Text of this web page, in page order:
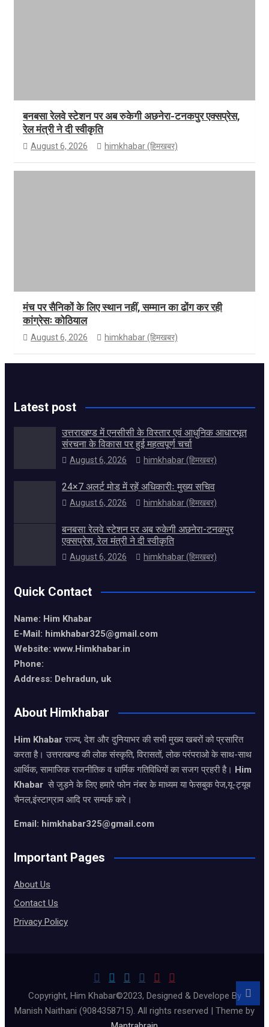
बनबसा रेलवे स्टेशन पर अब रुकेगी अछनेरा-टनकपुर एक्सप्रेस,
रेल मंत्री ने दी स्वीकृति
August 6, 2026 himkhabar (हिमखबर)
मंच पर सैनिकों के लिए स्थान नहीं, सम्मान का ढोंग कर रही
कांग्रेसः कोठियाल
August 6, 2026 himkhabar (हिमखबर)
Latest post
उत्तराखण्ड में एनसीसी के विस्तार एवं आधुनिक आधारभूत
संरचना के विकास पर हुई महत्वपूर्ण चर्चा
August 6, 2026 himkhabar (हिमखबर)
24×7 अलर्ट मोड में रहें अधिकारीः मुख्य सचिव
August 6, 2026 himkhabar (हिमखबर)
बनबसा रेलवे स्टेशन पर अब रुकेगी अछनेरा-टनकपुर
एक्सप्रेस, रेल मंत्री ने दी स्वीकृति
August 6, 2026 himkhabar (हिमखबर)
Quick Contact
Name: Him Khabar
E-Mail: himkhabar325@gmail.com
Website: www.Himkhabar.in
Phone:
Address: Dehradun, uk
About Himkhabar
Him Khabarराज्य, देश और दुनियाभर की सभी मुख्य खबरों को प्रसारित
करता है। उत्तराखण्ड की लोक संस्कृति, विरासतों, लोक परंपराओ के साथ-साथ
आर्थिक, सामाजिक राजनीतिक व धार्मिक गतिविधियों का सजग प्रहरी है। Him
Khabar से जुड़ने के लिए हमारे फोन नंबर के माध्यम या फेसबुक पेज,यू-ट्यूब
चैनल,इंस्टाग्राम आदि पर सम्पर्क करे।
Email: himkhabar325@gmail.com
Important Pages
About Us
Contact Us
Privacy Policy
Copyright, Him Khabar©2023, Designed & Develope By
Manish Naithani (9084358715). All rights reserved | Theme by